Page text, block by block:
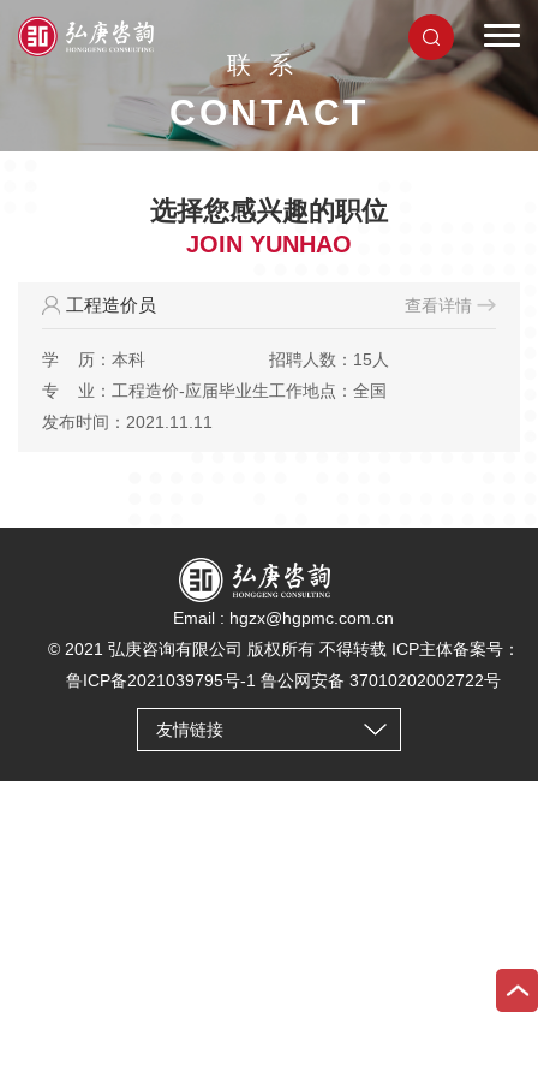
联系
CONTACT
选择您感兴趣的职位
JOIN YUNHAO
工程造价员 查看详情
学 历：本科
招聘人数：15人
专 业：工程造价-应届毕业生工作地点：全国
发布时间：2021.11.11
Email : hgzx@hgpmc.com.cn
© 2021 弘庚咨询有限公司 版权所有 不得转载 ICP主体备案号：
鲁ICP备2021039795号-1 鲁公网安备 37010202002722号
友情链接